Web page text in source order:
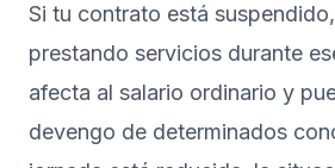
Si tu contrato está
prestando servicios durante
afecta al salario ordinario y
devengo de determinados